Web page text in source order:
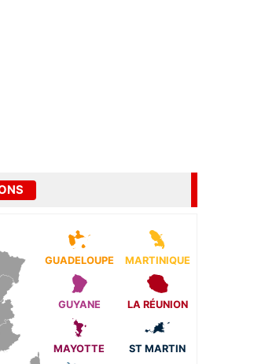
GUADELOUPE MARTINIQUE
GUYANE LA RÉUNION
MAYOTTE ST MARTIN